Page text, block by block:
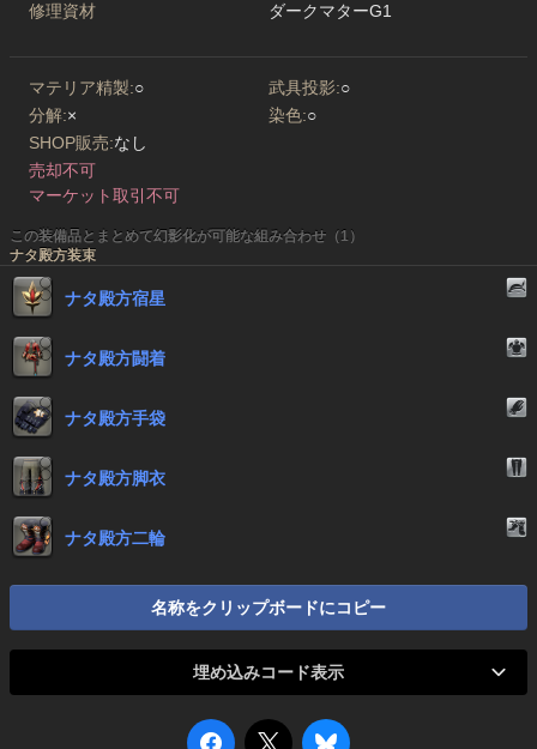
修理資材
ダークマターG1
マテリア精製:○ 武具投影:○
分解:× 染色:○
SHOP販売:なし
売却不可
マーケット取引不可
この装備品とまとめて幻影化が可能な組み合わせ（1）
ナタ殿方装束
ナタ殿方宿星
ナタ殿方闘着
ナタ殿方手袋
ナタ殿方脚衣
ナタ殿方二輪
名称をクリップボードにコピー
埋め込みコード表示